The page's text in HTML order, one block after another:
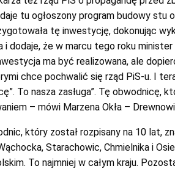
tu ogłoszony program budowy stu
tę inwestycję, dokonując
i dodaje, że w marcu tego roku
ma być realizowana, ale
chce pochwalić się rząd PiS-u. I
To nasza zasługa”. Tę obwodnicę,
– mówi Marzena Okła –
który został rozpisany na 10 lat,
Starachowic, Chmielnika i
To najmniej w całym kraju.